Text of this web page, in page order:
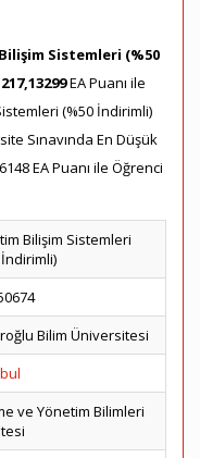
Sistemleri (%50
217,13299EA Puanı ile
(%50 İndirimli)
Sınavında En Düşük
EA Puanı ile Öğrenci
Bilişim Sistemleri
Bilim Üniversitesi
ve Yönetim Bilimleri